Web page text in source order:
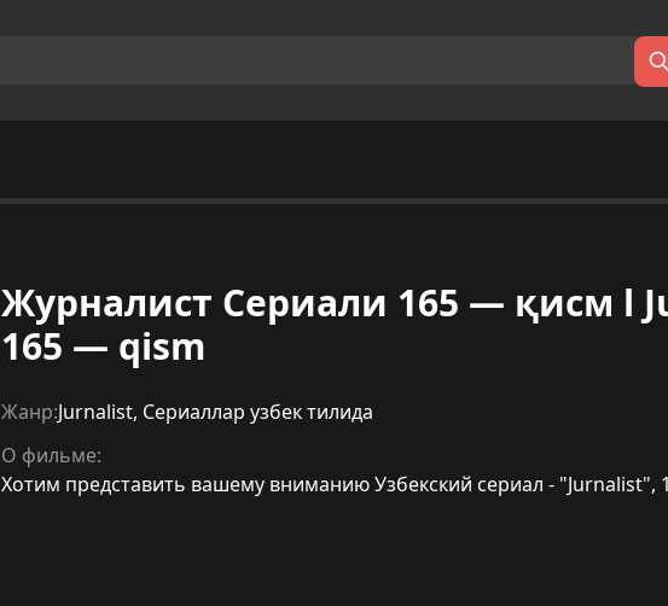
Журналист Сериали 165 — қисм l
165 — qism
Жанр:Jurnalist, Сериаллар узбек тилида
О фильме:
Хотим представить вашему вниманию Узбекский сериал - "Jurnalist",